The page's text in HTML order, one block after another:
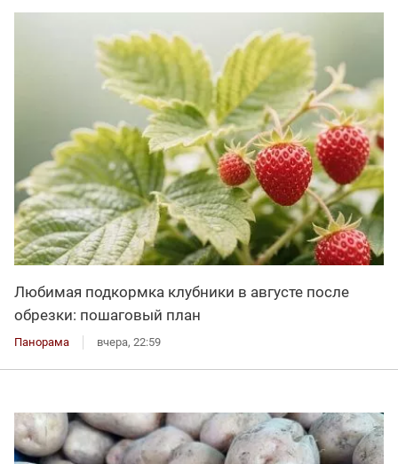
Любимая подкормка клубники в августе после
обрезки: пошаговый план
Панорама вчера, 22:59